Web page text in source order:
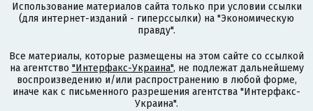
Использование материалов сайта только при условии ссылки
(для интернет-изданий - гиперссылки) на "Экономическую
правду".
Все материалы, которые размещены на этом сайте со ссылкой
на агентство "Интерфакс-Украина", не подлежат дальнейшему
воспроизведению и/или распространению в любой форме,
иначе как с письменного разрешения агентства "Интерфакс-
Украина".